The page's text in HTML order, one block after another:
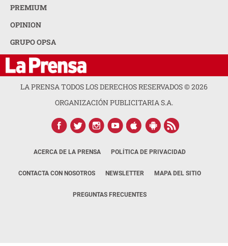
PREMIUM
OPINION
GRUPO OPSA
LA PRENSA TODOS LOS DERECHOS RESERVADOS ©2026
ORGANIZACIÓN PUBLICITARIA S.A.
ACERCA DE LA PRENSA POLÍTICA DE PRIVACIDAD
CONTACTA CON NOSOTROS NEWSLETTER MAPA DEL SITIO
PREGUNTAS FRECUENTES